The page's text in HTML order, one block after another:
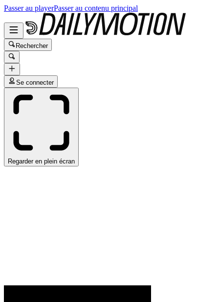
Passer au playerPasser au contenu principal
Rechercher
Se connecter
Regarder en plein écran